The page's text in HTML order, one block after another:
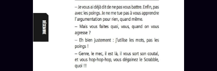
Archive complète
Récents
À la une
Recherche ⌕